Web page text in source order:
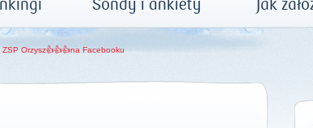
Sondy i ankiety Jak
Orzysz👍👍👍na Facebooku